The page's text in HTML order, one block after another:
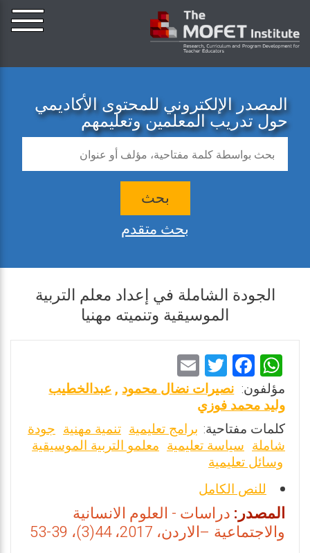
المصدر الإلكتروني للمحتوى الأكاديمي
حول تدريب المعلمين وتعليمهم
بحث
بحث متقدم
الجودة الشاملة في إعداد معلم التربية
الموسيقية وتنميته مهنيا
W
h
at
s
A
p
p
F
a
ce
b
o
o
k
T
wi
tt
er
m
l
مؤلفون: نصيرات نضال محمود,عبدالخطيب
وليد محمد فوزي
كلمات مفتاحية: برامج تعليمية تنمية مهنية جودة
شاملة سياسة تعليمية معلمو التربية الموسيقية
وسائل تعليمية
للنص الكامل
المصدر: دراسات - العلوم الانسانية
والاجتماعية –الاردن، 2017، 44(3)، 39-53